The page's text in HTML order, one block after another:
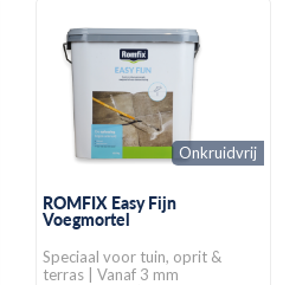
Onkruidvrij
ROMFIX Easy Fijn
Voegmortel
Speciaal voor tuin, oprit &
terras | Vanaf 3 mm